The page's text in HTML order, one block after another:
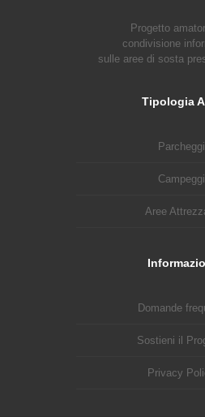
Progetto
condivisione
sulle aree di sosta
Tipologia
Parcheggi
Campeggi
Aree
Domande
Sostieni il
Privacy